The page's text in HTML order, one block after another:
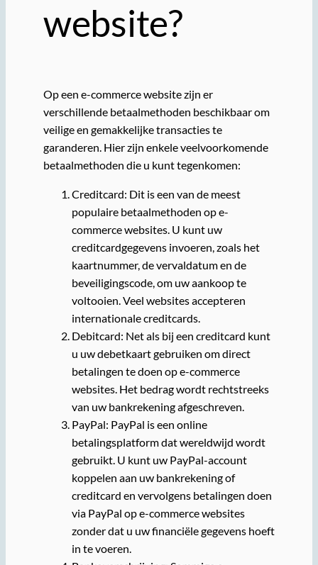
website?
Op een e-commerce website zijn er
verschillende betaalmethoden beschikbaar om
veilige en gemakkelijke transacties te
garanderen. Hier zijn enkele veelvoorkomende
betaalmethoden die u kunt tegenkomen:
Creditcard: Dit is een van de meest
populaire betaalmethoden op e-
commerce websites. U kunt uw
creditcardgegevens invoeren, zoals het
kaartnummer, de vervaldatum en de
beveiligingscode, om uw aankoop te
voltooien. Veel websites accepteren
internationale creditcards.
Debitcard: Net als bij een creditcard kunt
u uw debetkaart gebruiken om direct
betalingen te doen op e-commerce
websites. Het bedrag wordt rechtstreeks
van uw bankrekening afgeschreven.
PayPal: PayPal is een online
betalingsplatform dat wereldwijd wordt
gebruikt. U kunt uw PayPal-account
koppelen aan uw bankrekening of
creditcard en vervolgens betalingen doen
via PayPal op e-commerce websites
zonder dat u uw financiële gegevens hoeft
in te voeren.